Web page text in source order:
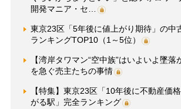
開発マニア・セ…
東京23区「5年後に値上がり期待」の中
ランキングTOP10（1～5位）
【湾岸タワマン“空中族”はいよいよ墜
を急ぐ売主たちの事情
【特集】東京23区「10年後に不動産価
がる駅」完全ランキング